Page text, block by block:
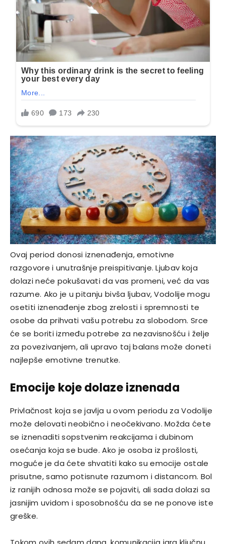
Ovaj period donosi iznenađenja, emotivne
razgovore i unutrašnje preispitivanje. Ljubav koja
dolazi neće pokušavati da vas promeni, već da vas
razume. Ako je u pitanju bivša ljubav, Vodolije mogu
osetiti iznenađenje zbog zrelosti i spremnosti te
osobe da prihvati vašu potrebu za slobodom. Srce
će se boriti između potrebe za nezavisnošću i želje
za povezivanjem, ali upravo taj balans može doneti
najlepše emotivne trenutke.
Emocije koje dolaze iznenada
Privlačnost koja se javlja u ovom periodu za Vodolije
može delovati neobično i neočekivano. Možda ćete
se iznenaditi sopstvenim reakcijama i dubinom
osećanja koja se bude. Ako je osoba iz prošlosti,
moguće je da ćete shvatiti kako su emocije ostale
prisutne, samo potisnute razumom i distancom. Bol
iz ranijih odnosa može se pojaviti, ali sada dolazi sa
jasnijim uvidom i sposobnošću da se ne ponove iste
greške.